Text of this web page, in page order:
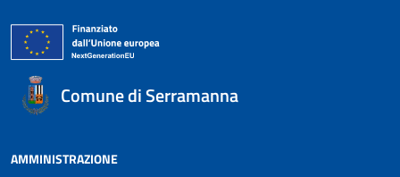
Comune di Serramanna
AMMINISTRAZIONE